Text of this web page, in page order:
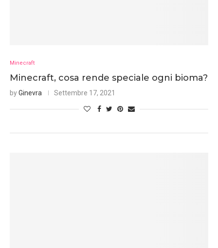
Minecraft
Minecraft, cosa rende speciale ogni bioma?
byGinevra Settembre 17, 2021